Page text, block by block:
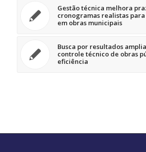
Gestão técnica melhora
cronogramas realistas
em obras municipais
Busca por resultados
controle técnico de obras
eficiência